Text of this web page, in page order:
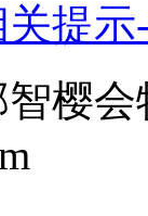
提示
樱